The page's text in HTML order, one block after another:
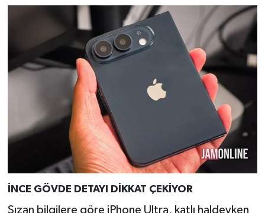
İNCE GÖVDE DETAYI DİKKAT ÇEKİYOR
Sızan bilgilere göre iPhone Ultra, katlı haldeyken
Tavşanlı
Teknoloji
Türkiye
Video Galeri
Yemek Tarifleri